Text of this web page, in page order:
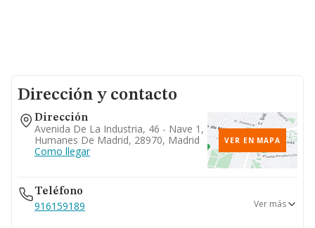
Dirección y contacto
Dirección
Avenida De La Industria, 46 - Nave 1,
Humanes De Madrid, 28970, Madrid
Como llegar
VER EN MAPA
Teléfono
916159189 Ver más